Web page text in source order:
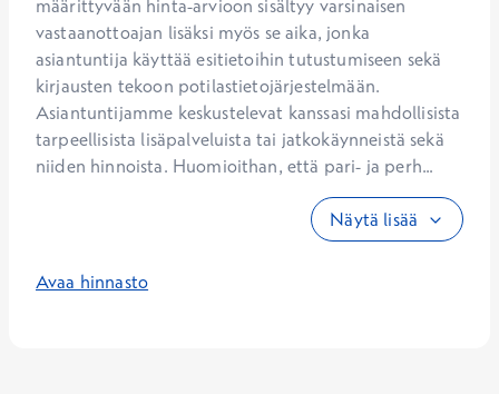
määrittyvään hinta-arvioon sisältyy varsinaisen
vastaanottoajan lisäksi myös se aika, jonka
asiantuntija käyttää esitietoihin tutustumiseen sekä
kirjausten tekoon potilastietojärjestelmään.
Asiantuntijamme keskustelevat kanssasi mahdollisista
tarpeellisista lisäpalveluista tai jatkokäynneistä sekä
niiden hinnoista. Huomioithan, että pari- ja perh...
Näytä lisää
Avaa hinnasto